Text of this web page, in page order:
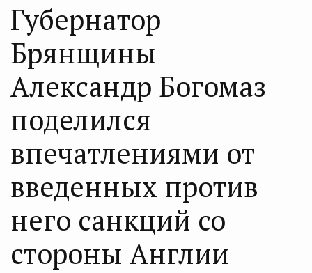
Губернатор
Брянщины
Александр Богомаз
поделился
впечатлениями от
введенных против
него санкций со
стороны Англии